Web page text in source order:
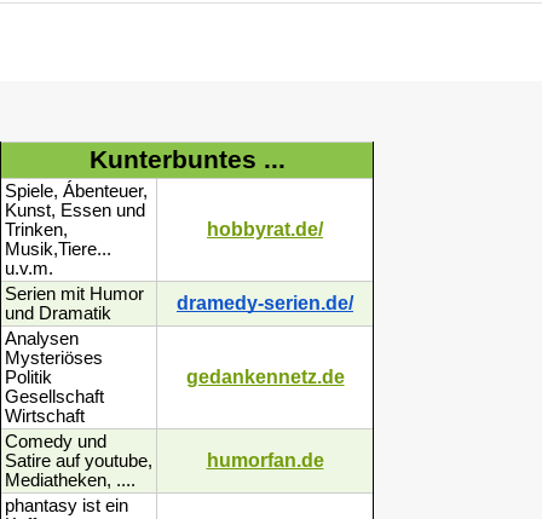
Kunterbuntes ...
Spiele, Ábenteuer,
Kunst, Essen und
Trinken,
Musik,Tiere...
u.v.m.
hobbyrat.de/
Serien mit Humor
und Dramatik
dramedy-serien.de/
Analysen
Mysteriöses
Politik
Gesellschaft
Wirtschaft
gedankennetz.de
Comedy und
Satire auf youtube,
Mediatheken, ....
humorfan.de
phantasy ist ein